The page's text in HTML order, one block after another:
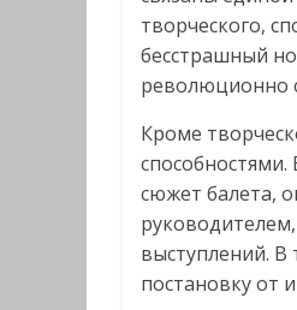
творческого,
бесстрашный
революционно
Кроме
сюжет балета,
выступлений. В
постановку от